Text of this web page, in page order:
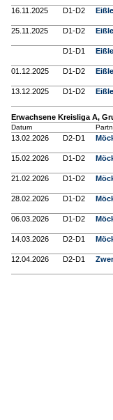
16.11.2025
D1-D2
25.11.2025
D1-D2
D1-D1
01.12.2025
D1-D2
13.12.2025
D1-D2
Erwachsene Kreisliga A,
Datum
13.02.2026 D2-D1
15.02.2026
D1-D2
21.02.2026
D1-D2
28.02.2026
D1-D2
06.03.2026
D1-D2
14.03.2026
D2-D1
12.04.2026
D2-D1